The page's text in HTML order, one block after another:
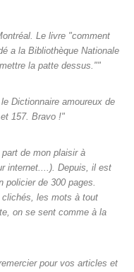
Le livre "comment
a la Bibliothèque Nationale
la patte dessus.""
Dictionnaire amoureux de
157. Bravo !"
de mon plaisir à
internet....). Depuis, il est
policier de 300 pages.
les mots à tout
on se sent comme à la
pour vos articles et